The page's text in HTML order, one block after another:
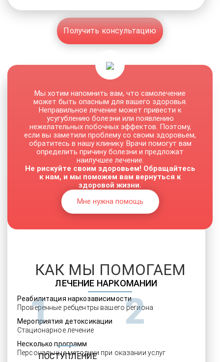
Получить консультацию
ЛЕЧЕНИЕ НАРКОМАНИИ
Реабилитация наркозависимости
Проверенные ребцентры вашего региона
Мероприятия детоксикации
Стационарное лечение
Несколько программ
Персональные методики при оказании услуг
Мы хотим напомнить вам, что самолечение
может быть опасным для вашего здоровья.
Неправильное лечение может привести к
усугублению болезни или появлению
нежелательных побочных эффектов. Поэтому,
если вы заметили проблему со своим здоровьем,
обратитесь в нашу клинику. Врачи помогут вам
определить причину болезни и предложат
наилучшее лечение.
Не рискуйте своим здоровьем! Обращайтесь
к нам, и мы поможем вам вернуться к
здоровой жизни.
Мне нужна помощь
КАК МЫ ПОМОГАЕМ
1
ПОСТУПЛЕНИЕ
2